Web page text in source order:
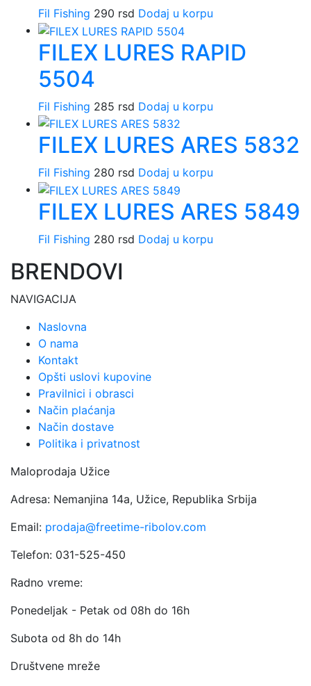
Fil Fishing 290 rsd Dodaj u korpu
FILEX LURES RAPID
5504
Fil Fishing 285 rsd Dodaj u korpu
FILEX LURES ARES 5832
Fil Fishing 280 rsd Dodaj u korpu
FILEX LURES ARES 5849
Fil Fishing 280 rsd Dodaj u korpu
BRENDOVI
NAVIGACIJA
Naslovna
O nama
Kontakt
Opšti uslovi kupovine
Pravilnici i obrasci
Način plaćanja
Način dostave
Politika i privatnost
Maloprodaja Užice
Adresa: Nemanjina 14a, Užice, Republika Srbija
Email: prodaja@freetime-ribolov.com
Telefon: 031-525-450
Radno vreme:
Ponedeljak - Petak od 08h do 16h
Subota od 8h do 14h
Društvene mreže